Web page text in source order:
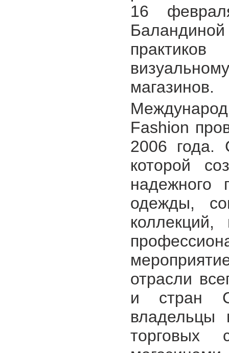
16
магазинов.
Fashion
2006 года.
которой
надежного
одежды,
отрасли
и стран
владельцы
торговых